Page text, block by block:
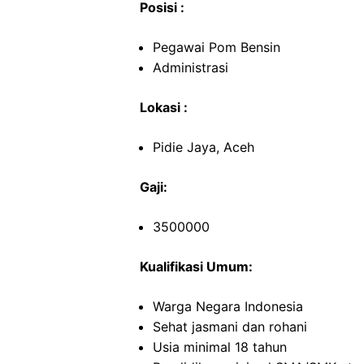
Posisi :
Pegawai Pom Bensin
Administrasi
Lokasi :
Pidie Jaya, Aceh
Gaji:
3500000
Kualifikasi Umum:
Warga Negara Indonesia
Sehat jasmani dan rohani
Usia minimal 18 tahun